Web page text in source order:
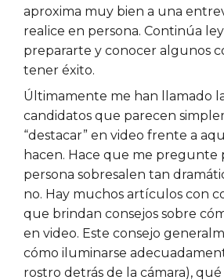
aproxima muy bien a una
realice en persona. Continúa
prepararte y conocer algunos
tener éxito.
Últimamente me han llamado
candidatos que parecen
“destacar” en video frente a
hacen. Hace que me pregunte
persona sobresalen tan
no. Hay muchos artículos con
que brindan consejos sobre
en video. Este consejo
cómo iluminarse
rostro detrás de la cámara),